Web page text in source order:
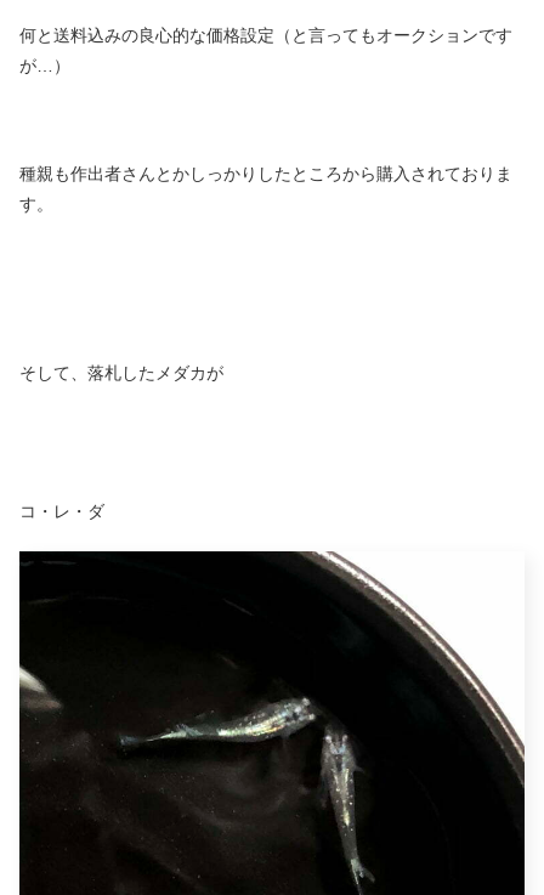
何と送料込みの良心的な価格設定（と言ってもオークションです
が…）
種親も作出者さんとかしっかりしたところから購入されておりま
す。
そして、落札したメダカが
コ・レ・ダ